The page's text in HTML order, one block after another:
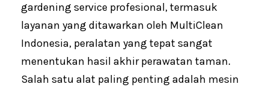
gardening service profesional, termasuk
layanan yang ditawarkan oleh MultiClean
Indonesia, peralatan yang tepat sangat
menentukan hasil akhir perawatan taman.
Salah satu alat paling penting adalah mesin